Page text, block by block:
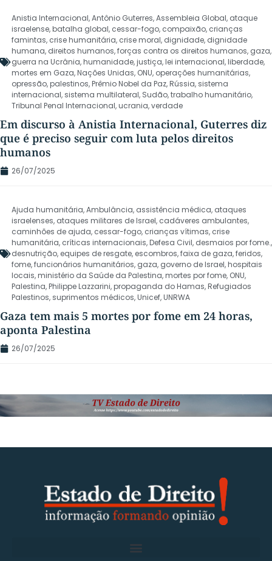
Anistia Internacional,Antônio Guterres,Assembleia Global, ataque
israelense,batalha global, cessar-fogo, compaixão, crianças
famintas, crise humanitária, crise moral, dignidade, dignidade
humana, direitos humanos,forças contra os direitos humanos, gaza,
guerra na Ucrânia,humanidade,justiça,lei internacional,liberdade,
mortes em Gaza,Nações Unidas, ONU, operações humanitárias,
opressão,palestinos,Prêmio Nobel da Paz,Rússia, sistema
internacional, sistema multilateral, Sudão,trabalho humanitário,
Tribunal Penal Internacional,ucrania,verdade
Em discurso à Anistia Internacional, Guterres diz
que é preciso seguir com luta pelos direitos
humanos
26/07/2025
Ajuda humanitária,Ambulância, assistência médica, ataques
israelenses, ataques militares de Israel, cadáveres ambulantes,
caminhões de ajuda, cessar-fogo, crianças vítimas, crise
humanitária, críticas internacionais,Defesa Civil, desmaios por fome.,
desnutrição, equipes de resgate, escombros,faixa de gaza,feridos,
fome,funcionários humanitários, gaza, governo de Israel,hospitais
locais,ministério da Saúde da Palestina,mortes por fome, ONU,
Palestina,Philippe Lazzarini,propaganda do Hamas,Refugiados
Palestinos, suprimentos médicos,Unicef,UNRWA
Gaza tem mais 5 mortes por fome em 24 horas,
aponta Palestina
26/07/2025